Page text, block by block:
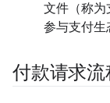
文件（称为
参与支付生
付款请求